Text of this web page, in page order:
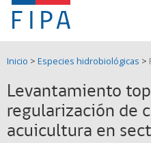
Fondo
de
Investigación
Pesquera
y
FIPA;
Fondo
Investigación
y
de
Acuicultira
Inicio > Especies hidrobiológicas >
Levantamiento
regularización de
acuicultura en